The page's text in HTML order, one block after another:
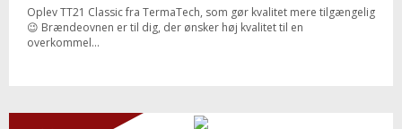
Oplev TT21 Classic fra TermaTech, som gør kvalitet mere tilgængelig
😉 Brændeovnen er til dig, der ønsker høj kvalitet til en
overkommel...